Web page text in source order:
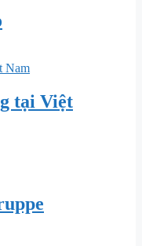
tại Việt